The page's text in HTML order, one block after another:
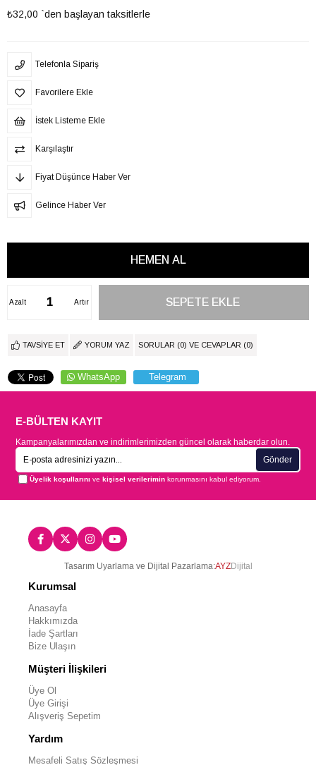
₺32,00 `den başlayan taksitlerle
Telefonla Sipariş
Favorilere Ekle
İstek Listeme Ekle
Karşılaştır
Fiyat Düşünce Haber Ver
Gelince Haber Ver
Artır
Azalt
TAVSIYE ET YORUM YAZ SORULAR (0) VE CEVAPLAR (0)
WhatsApp Telegram
E-BÜLTEN KAYIT
Kampanyalarımızdan ve indirimlerimizden güncel olarak haberdar olun.
Gönder
Üyelik koşullarını vekişisel verilerimin korunmasını kabul ediyorum.
Tasarım Uyarlama ve Dijital Pazarlama:AYZDijital
Kurumsal
Anasayfa
Hakkımızda
İade Şartları
Bize Ulaşın
Müşteri İlişkileri
Üye Ol
Üye Girişi
Alışveriş Sepetim
Yardım
Mesafeli Satış Sözleşmesi